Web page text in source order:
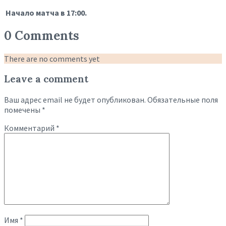
Начало матча в 17:00.
0 Comments
There are no comments yet
Leave a comment
Ваш адрес email не будет опубликован. Обязательные поля
помечены *
Комментарий *
Имя *